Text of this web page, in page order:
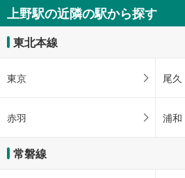
園、上野の森美術館、国立西洋美術館、国立
京都美術館、東京文化会館、タクシーのりば
［新幹線］
《多機能トイレ》
・改札内Ｂ３Ｆコンコース
［新幹線］［在来線］
【東京メトロ】
［銀座線］
・ＪＲ上野駅方面改札内
その他
【ＪＲ】
・点字運賃表
上野駅の近隣の駅から探す
東北本線
東京 尾久
赤羽 浦和
常磐線